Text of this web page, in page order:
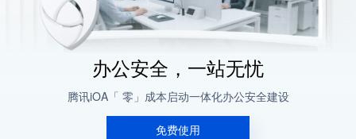
办公安全，一站无忧
腾讯iOA「 零」成本启动一体化办公安全建设
免费使用